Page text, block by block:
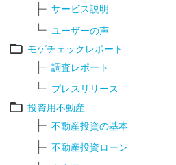
サービス説明
ユーザーの声
モゲチェックレポート
調査レポート
プレスリリース
投資用不動産
不動産投資の基本
不動産投資ローン